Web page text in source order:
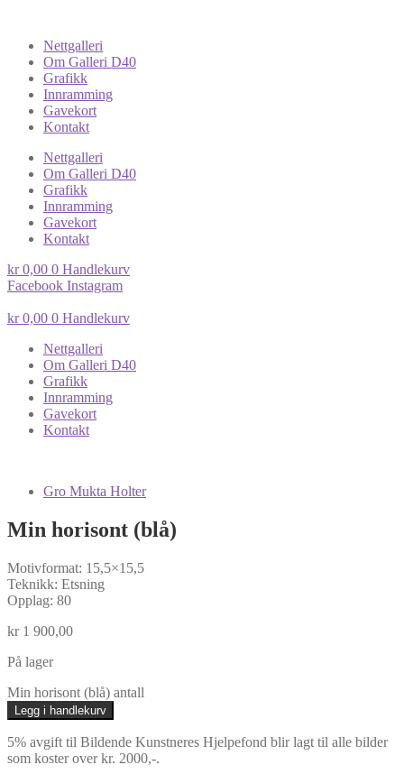
Nettgalleri
Om Galleri D40
Grafikk
Innramming
Gavekort
Kontakt
Nettgalleri
Om Galleri D40
Grafikk
Innramming
Gavekort
Kontakt
kr0,00 0 Handlekurv
Facebook Instagram
kr0,00 0 Handlekurv
Nettgalleri
Om Galleri D40
Grafikk
Innramming
Gavekort
Kontakt
Gro Mukta Holter
Min horisont (blå)
Motivformat: 15,5×15,5
Teknikk: Etsning
Opplag: 80
kr1 900,00
På lager
Min horisont (blå) antall
Legg i handlekurv
5% avgift til Bildende Kunstneres Hjelpefond blir lagt til alle bilder
som koster over kr. 2000,-.